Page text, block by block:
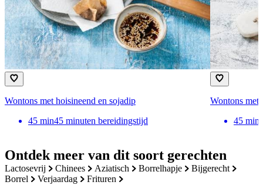
Ontdek meer van dit soort gerechten
lactosevrij chinees aziatisch borrelhapje
bijgerecht
borrel
verjaardag frituren
Wontons met hoisineend en sojadip
45 min45 minuten bereidingstijd
Wontons met
45 min